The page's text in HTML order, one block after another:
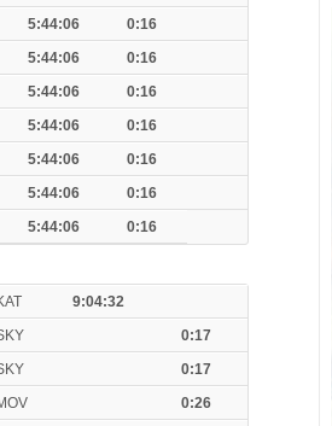
5:44:06
0:16
5:44:06
0:16
5:44:06
0:16
5:44:06
0:16
5:44:06
0:16
5:44:06
0:16
5:44:06 0:16
9:04:32
0:17
0:17
0:26